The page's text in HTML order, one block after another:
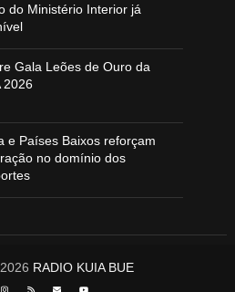
do Ministério Interior já
Gala Leões de Ouro da
2026
e Países Baixos reforçam
no domínio dos
2026 RADIO KUIA BUE